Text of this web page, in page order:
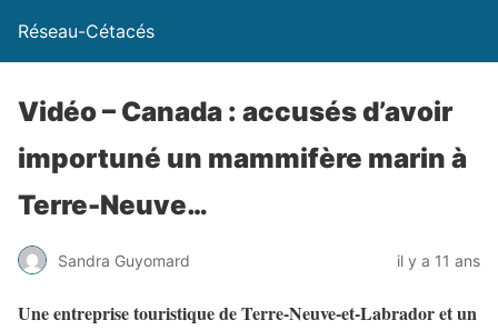
Réseau-Cétacés
Vidéo – Canada : accusés d’avoir
importuné un mammifère marin à
Terre-Neuve…
Sandra Guyomard il y a 11 ans
Une entreprise touristique de Terre-Neuve-et-Labrador et un